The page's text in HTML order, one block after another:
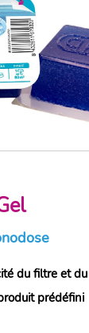
du filtre et
prédéfini